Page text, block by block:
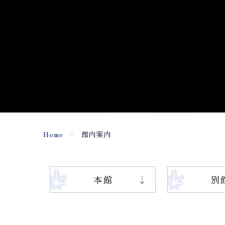
Home 館内案内
本館 別